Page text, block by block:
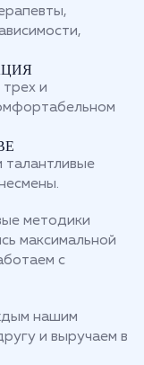
и
талантливые
методики
максимальной
с
нашим
и выручаем в